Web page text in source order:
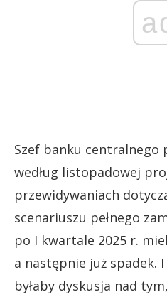
Szef banku centralnego
według listopadowej
przewidywaniach
scenariuszu pełnego
po I kwartale 2025 r.
a następnie już spadek.
byłaby dyskusja nad